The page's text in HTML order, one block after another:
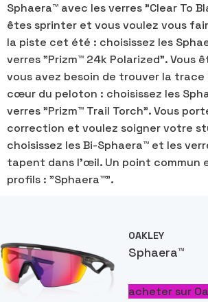
Sphaera™ avec les verres "Clear To
êtes sprinter et vous voulez vous
la piste cet été : choisissez les
verres "Prizm™ 24k Polarized". Vous
vous avez besoin de trouver la trace
cœur du peloton : choisissez les
verres "Prizm™ Trail Torch". Vous
correction et voulez soigner votre
choisissez les Bi-Sphaera™ et les
tapent dans l'œil. Un point commun
profils : "Sphaera™".
OAKLEY
Sphaera™
acheter sur